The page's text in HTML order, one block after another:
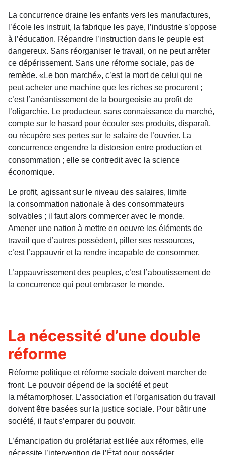
La concurrence draine les enfants vers les manufactures,
l’école les instruit, la fabrique les paye, l’industrie s’oppose
à l’éducation. Répandre l’instruction dans le peuple est
dangereux. Sans réorganiser le travail, on ne peut arrêter
ce dépérissement. Sans une réforme sociale, pas de
remède. «Le bon marché», c’est la mort de celui qui ne
peut acheter une machine que les riches se procurent ;
c’est l’anéantissement de la bourgeoisie au profit de
l’oligarchie. Le producteur, sans connaissance du marché,
compte sur le hasard pour écouler ses produits, disparaît,
ou récupère ses pertes sur le salaire de l’ouvrier. La
concurrence engendre la distorsion entre production et
consommation ; elle se contredit avec la science
économique.
Le profit, agissant sur le niveau des salaires, limite
la consommation nationale à des consommateurs
solvables ; il faut alors commercer avec le monde.
Amener une nation à mettre en oeuvre les éléments de
travail que d’autres possèdent, piller ses ressources,
c’est l’appauvrir et la rendre incapable de consommer.
L’appauvrissement des peuples, c’est l’aboutissement de
la concurrence qui peut embraser le monde.
La nécessité d’une double
réforme
Réforme politique et réforme sociale doivent marcher de
front. Le pouvoir dépend de la société et peut
la métamorphoser. L’association et l’organisation du travail
doivent être basées sur la justice sociale. Pour bâtir une
société, il faut s’emparer du pouvoir.
L’émancipation du prolétariat est liée aux réformes, elle
nécessite l’intervention de l’État pour posséder